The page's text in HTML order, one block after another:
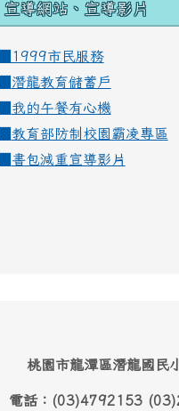
宣導網站、宣導影片
■1999市民服務
潛龍教育儲蓄戶
我的午餐有心機
教育部防制校園霸凌專區
書包減重宣導影片
桃園市龍潭區潛龍國
電話：(03)4792153